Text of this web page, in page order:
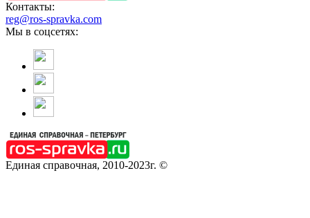
Контакты:
reg@ros-spravka.com
Мы в соцсетях:
Единая справочная, 2010-2023г. ©